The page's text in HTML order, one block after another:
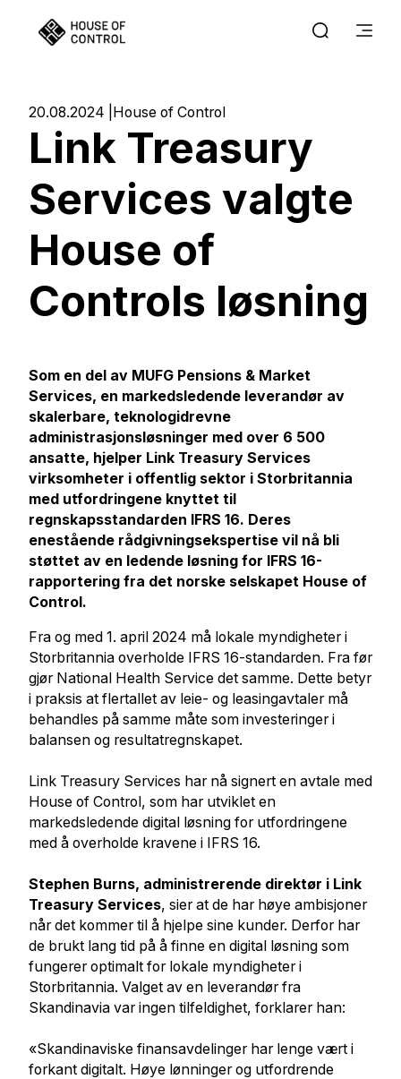
20.08.2024 House of Control
Link Treasury
Services valgte
House of
Controls løsning
Som en del av MUFG Pensions & Market
Services, en markedsledende leverandør av
skalerbare, teknologidrevne
administrasjonsløsninger med over 6 500
ansatte, hjelper Link Treasury Services
virksomheter i offentlig sektor i Storbritannia
med utfordringene knyttet til
regnskapsstandarden IFRS 16. Deres
enestående rådgivningsekspertise vil nå bli
støttet av en ledende løsning for IFRS 16-
rapportering fra det norske selskapet House of
Control.
Fra og med 1. april 2024 må lokale myndigheter i
Storbritannia overholde IFRS 16-standarden. Fra før
gjør National Health Service det samme. Dette betyr
i praksis at flertallet av leie- og leasingavtaler må
behandles på samme måte som investeringer i
balansen og resultatregnskapet.
Link Treasury Services har nå signert en avtale med
House of Control, som har utviklet en
markedsledende digital løsning for utfordringene
med å overholde kravene i IFRS 16.
Stephen Burns, administrerende direktør i Link
Treasury Services, sier at de har høye ambisjoner
når det kommer til å hjelpe sine kunder. Derfor har
de brukt lang tid på å finne en digital løsning som
fungerer optimalt for lokale myndigheter i
Storbritannia. Valget av en leverandør fra
Skandinavia var ingen tilfeldighet, forklarer han:
«Skandinaviske finansavdelinger har lenge vært i
forkant digitalt. Høye lønninger og utfordrende